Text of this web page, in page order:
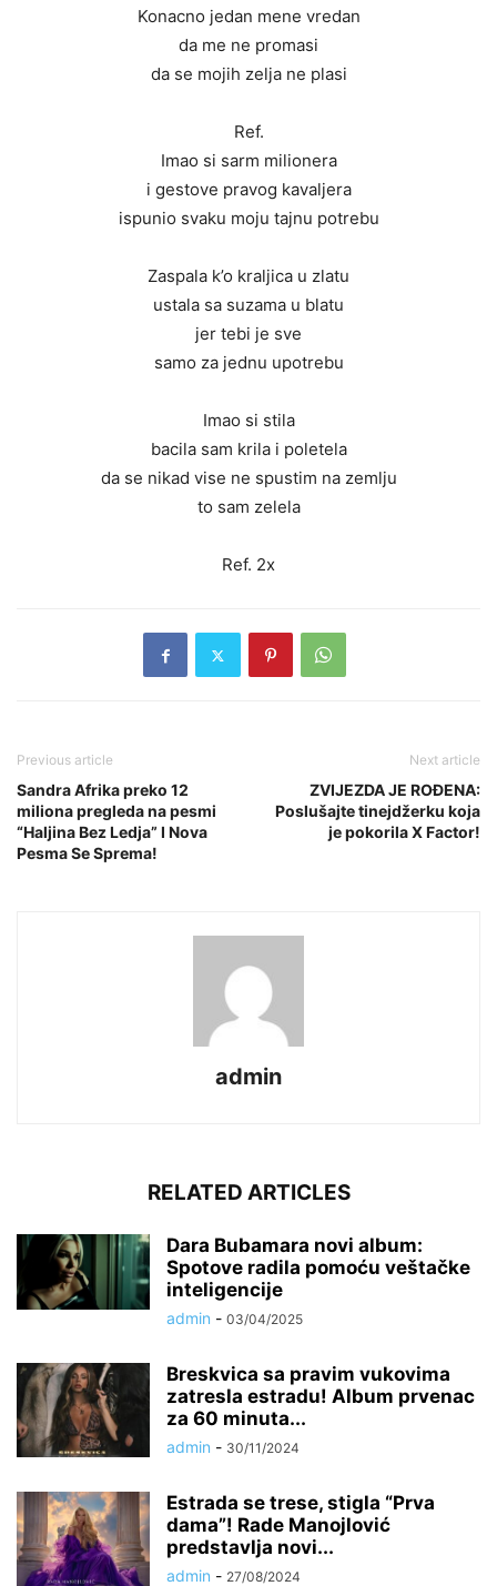
Konacno jedan mene vredan
da me ne promasi
da se mojih zelja ne plasi
Ref.
Imao si sarm milionera
i gestove pravog kavaljera
ispunio svaku moju tajnu potrebu
Zaspala k’o kraljica u zlatu
ustala sa suzama u blatu
jer tebi je sve
samo za jednu upotrebu
Imao si stila
bacila sam krila i poletela
da se nikad vise ne spustim na zemlju
to sam zelela
Ref. 2x
Previous article
Sandra Afrika preko 12
miliona pregleda na pesmi
“Haljina Bez Ledja” I Nova
Pesma Se Sprema!
Next article
ZVIJEZDA JE ROĐENA:
Poslušajte tinejdžerku koja
je pokorila X Factor!
admin
RELATED ARTICLES
Dara Bubamara novi album:
Spotove radila pomoću veštačke
inteligencije
admin - 03/04/2025
Breskvica sa pravim vukovima
zatresla estradu! Album prvenac
za 60 minuta...
admin - 30/11/2024
Estrada se trese, stigla “Prva
dama”! Rade Manojlović
predstavlja novi...
admin - 27/08/2024